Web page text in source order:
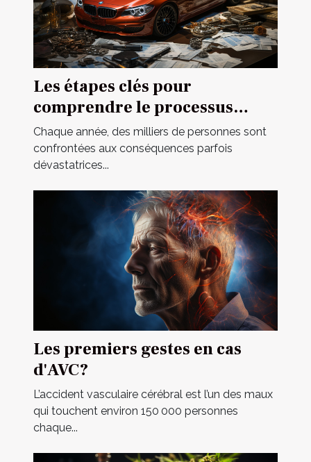
Les étapes clés pour
comprendre le processus
d'indemnisation après un
accident
Chaque année, des milliers de personnes sont
confrontées aux conséquences parfois
dévastatrices...
Les premiers gestes en cas
d'AVC?
L’accident vasculaire cérébral est l’un des maux
qui touchent environ 150 000 personnes
chaque...